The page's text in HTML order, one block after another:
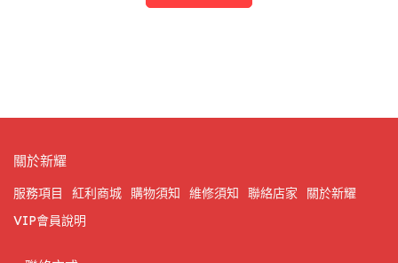
關於新耀
服務項目 紅利商城 購物須知 維修須知 聯絡店家
關於新耀
VIP會員說明